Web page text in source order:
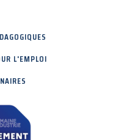
L'EMPLOI